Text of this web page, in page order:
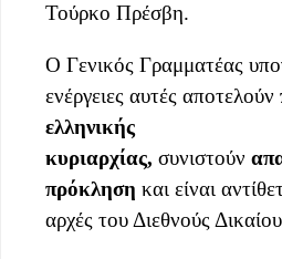
Τούρκο Πρέσβη.
Ο Γενικός Γραμματέας
ενέργειες αυτές αποτελούν
ελληνικής
κυριαρχίας, συνιστούν
πρόκληση και είναι
αρχές του Διεθνούς